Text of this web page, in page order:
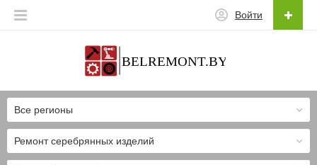
Войти
Ремонт серебрянных изделий
Все регионы